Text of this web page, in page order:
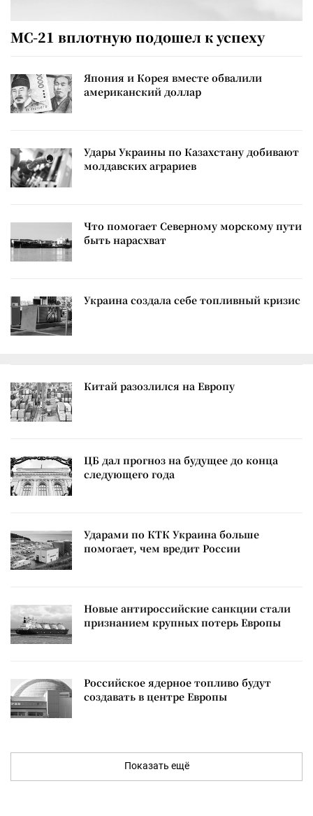
МС-21 вплотную подошел к успеху
Япония и Корея вместе обвалили
американский доллар
Удары Украины по Казахстану добивают
молдавских аграриев
Что помогает Северному морскому пути
быть нарасхват
Украина создала себе топливный кризис
Китай разозлился на Европу
ЦБ дал прогноз на будущее до конца
следующего года
Ударами по КТК Украина больше
помогает, чем вредит России
Новые антироссийские санкции стали
признанием крупных потерь Европы
Российское ядерное топливо будут
создавать в центре Европы
Показать ещё